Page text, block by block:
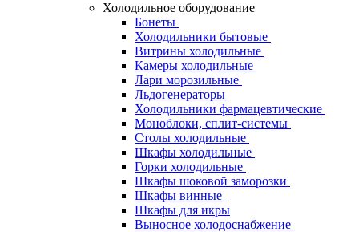
Холодильное оборудование
Бонеты
Холодильники бытовые
Витрины холодильные
Камеры холодильные
Лари морозильные
Льдогенераторы
Холодильники фармацевтические
Моноблоки, сплит-системы
Столы холодильные
Шкафы холодильные
Горки холодильные
Шкафы шоковой заморозки
Шкафы винные
Шкафы для икры
Выносное холодоснабжение